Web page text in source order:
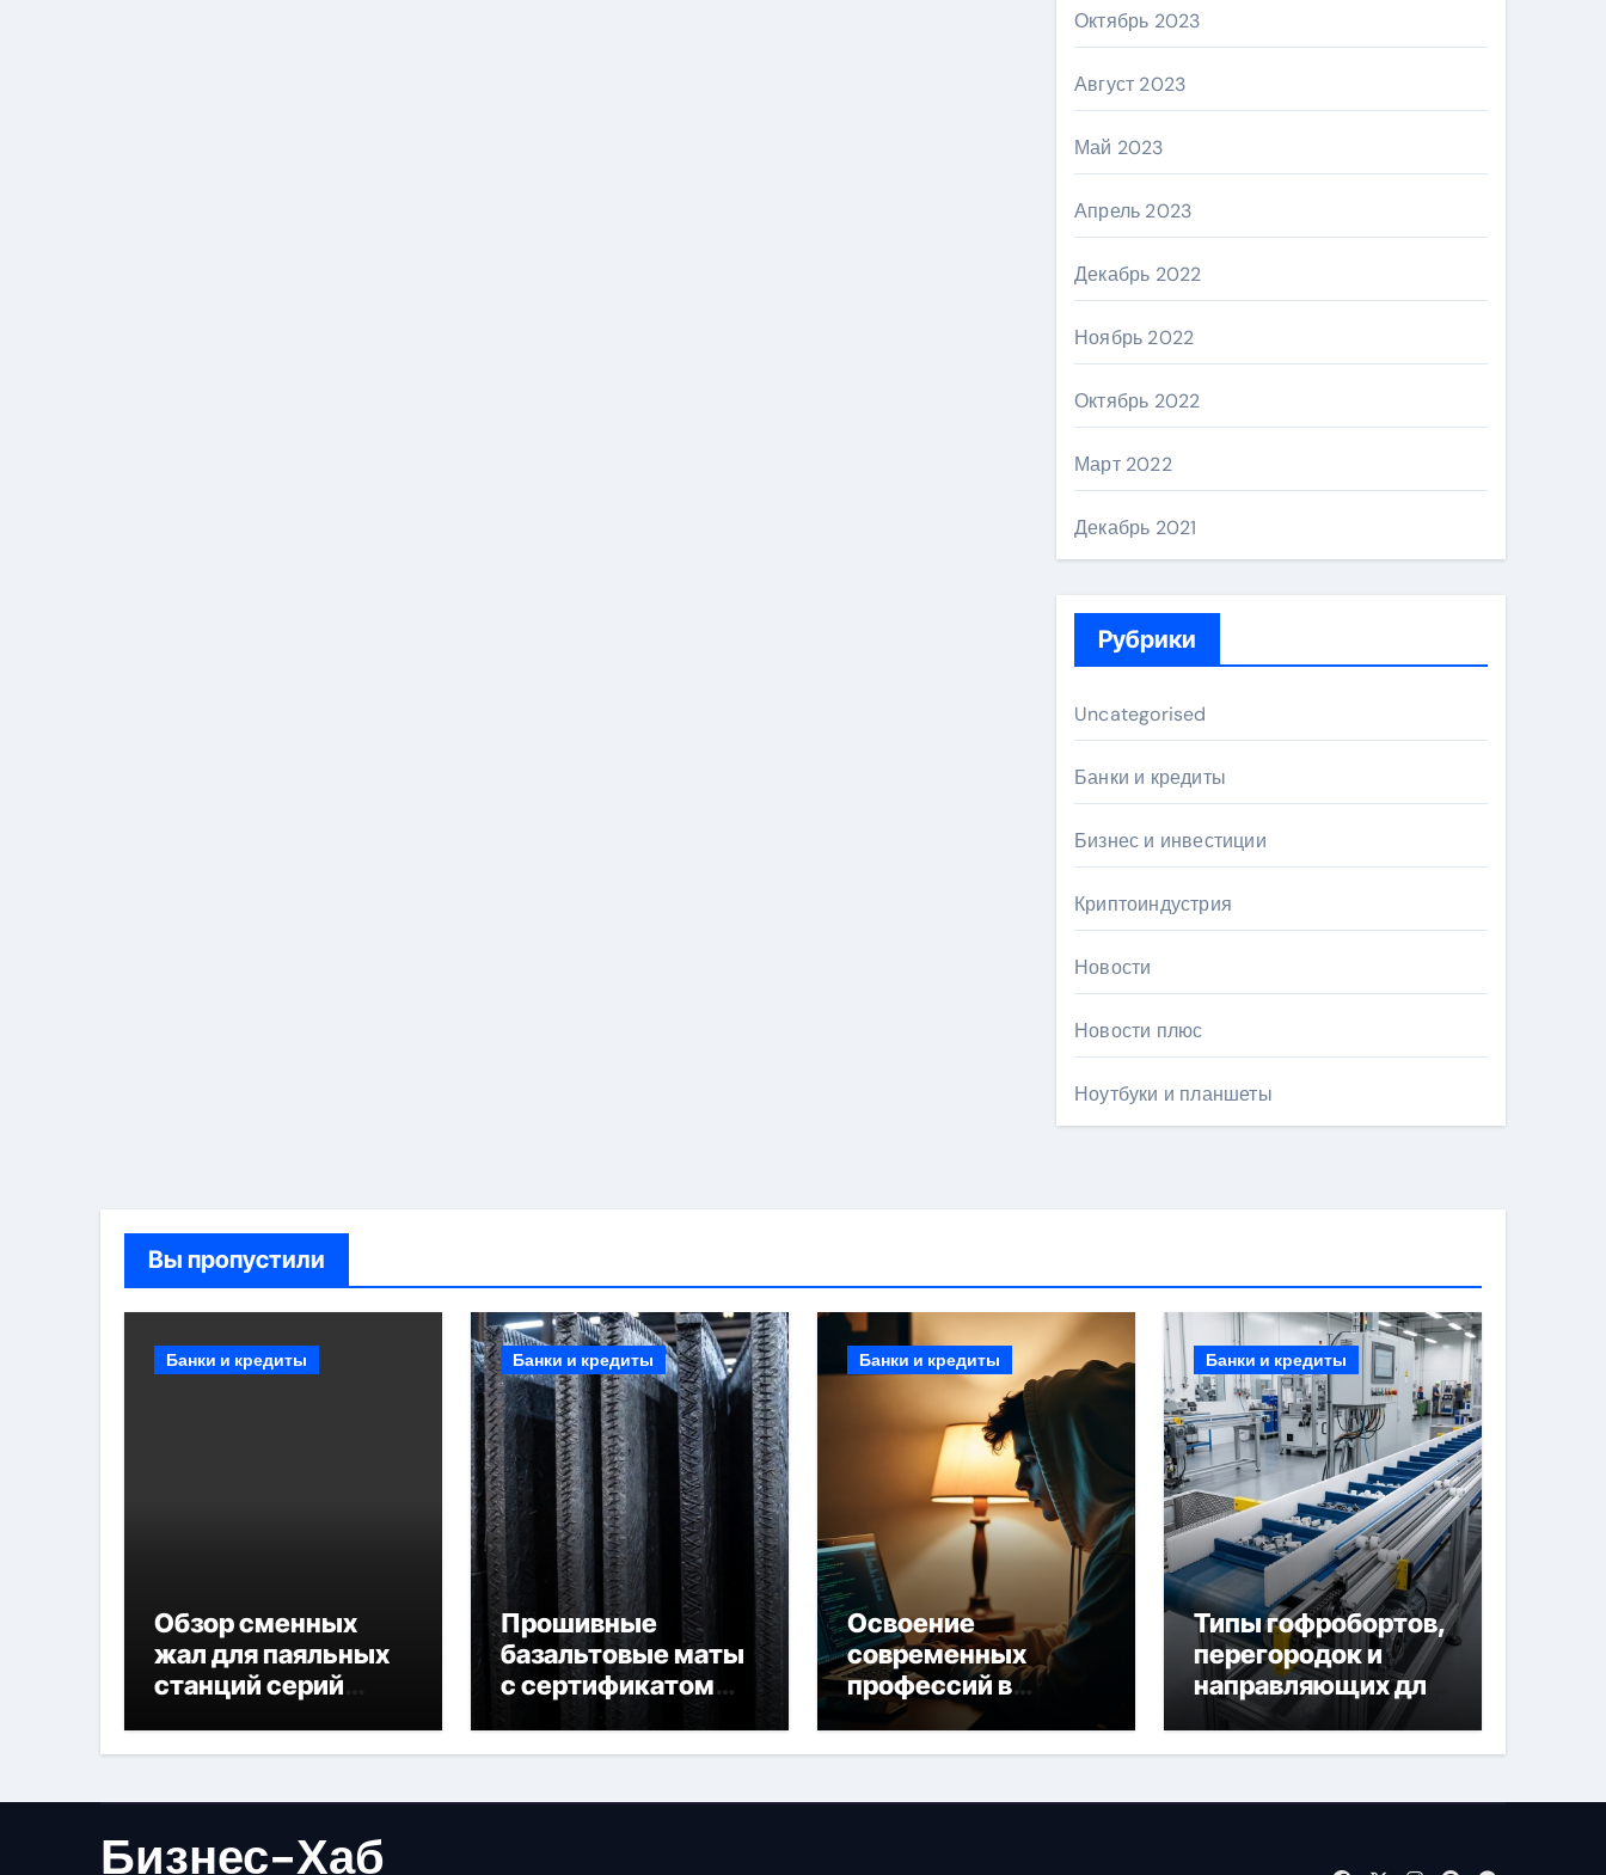
Октябрь 2023
Август 2023
Май 2023
Апрель 2023
Декабрь 2022
Ноябрь 2022
Октябрь 2022
Март 2022
Декабрь 2021
Рубрики
Uncategorised
Банки и кредиты
Бизнес и инвестиции
Криптоиндустрия
Новости
Новости плюс
Ноутбуки и планшеты
Вы пропустили
Банки и кредиты
Обзор сменных
жал для паяльных
станций серий
Банки и кредиты
Прошивные
базальтовые маты
с сертификатом
негорючести
Банки и кредиты
Освоение
современных
профессий в
онлайн-формате
Банки и кредиты
Типы гофробортов,
перегородок и
направляющих для
конвейерных лент
Бизнес-Хаб